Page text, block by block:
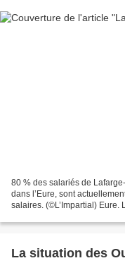
80 % des salariés de
dans l’Eure, sont
salaires. (©L’Impartial) Eure.
La situation des